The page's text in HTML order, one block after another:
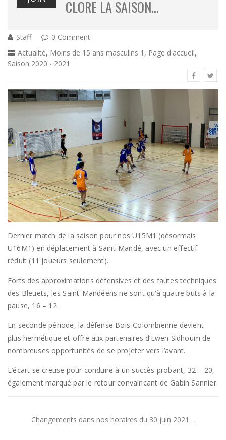
CLORE LA SAISON…
Staff
0 Comment
Actualité, Moins de 15 ans masculins 1 , Page d'accueil,
Saison 2020 - 2021
Dernier match de la saison pour nos U15M1 (désormais
U16M1) en déplacement à Saint-Mandé, avec un effectif
réduit (11 joueurs seulement).
Forts des approximations défensives et des fautes techniques
des Bleuets, les Saint-Mandéens ne sont qu’à quatre buts à la
pause, 16 – 12.
En seconde période, la défense Bois-Colombienne devient
plus hermétique et offre aux partenaires d’Ewen Sidhoum de
nombreuses opportunités de se projeter vers l’avant.
L’écart se creuse pour conduire à un succès probant, 32 – 20,
également marqué par le retour convaincant de Gabin Sannier.
Changements dans nos horaires du 30 juin 2021…